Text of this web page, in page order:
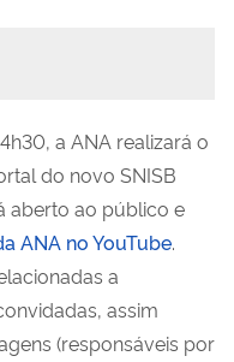
a ANA realizará o
do novo SNISB
aberto ao público e
ANA no YouTube.
a
assim
(responsáveis por